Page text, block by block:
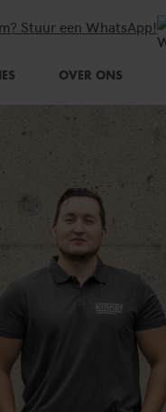
Stuur een WhatsApp!
OVER ONS